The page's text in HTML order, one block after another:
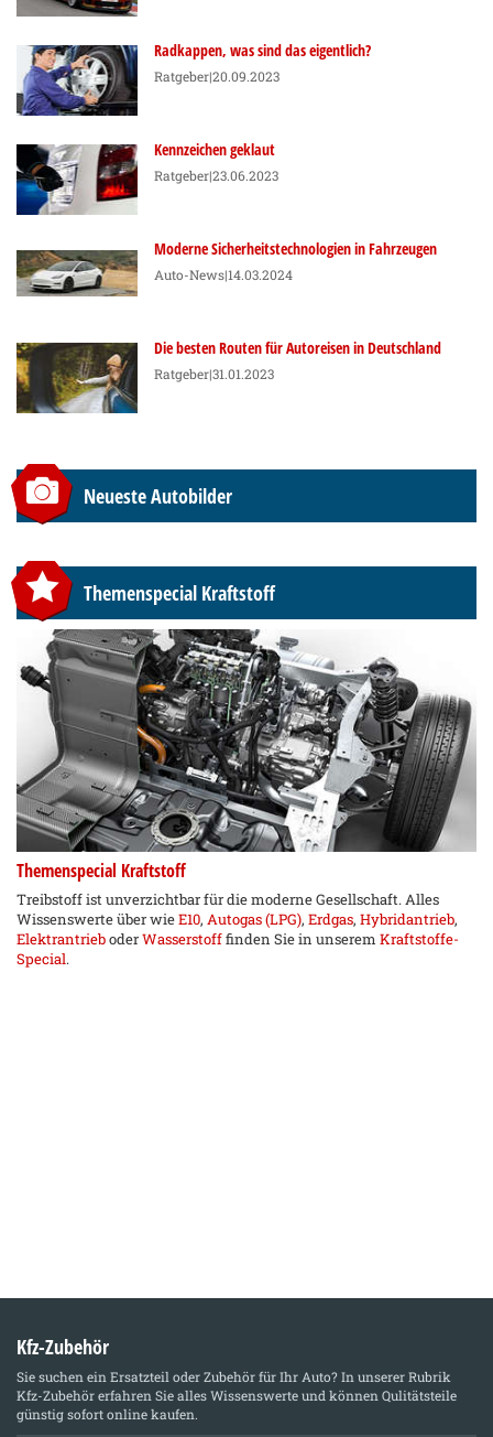
Radkappen, was sind das eigentlich?
Ratgeber|20.09.2023
Kennzeichen geklaut
Ratgeber|23.06.2023
Moderne Sicherheitstechnologien in Fahrzeugen
Auto-News|14.03.2024
Die besten Routen für Autoreisen in Deutschland
Ratgeber|31.01.2023
Neueste Autobilder
Themenspecial Kraftstoff
Themenspecial Kraftstoff
Treibstoff ist unverzichtbar für die moderne Gesellschaft. Alles
Wissenswerte über wieE10, Autogas (LPG), Erdgas, Hybridantrieb,
ElektrantrieboderWasserstofffinden Sie in unserem Kraftstoffe-
Special.
Kfz-Zubehör
Sie suchen ein Ersatzteil oder Zubehör für Ihr Auto? In unserer Rubrik
Kfz-Zubehörerfahren Sie alles Wissenswerte und können Qulitätsteile
günstig sofort online kaufen.